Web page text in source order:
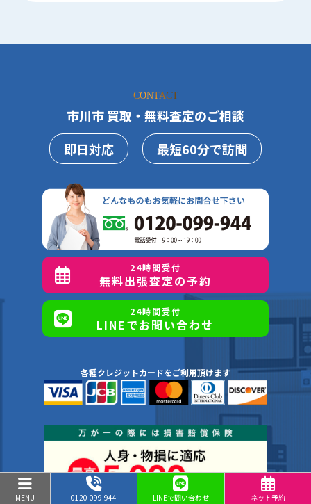
CONTACT
市川市 買取・無料査定のご相談
即日対応
最短60分で訪問
24時間受付
無料出張査定の予約
24時間受付
LINEでお問い合わせ
各種クレジットカードをご利用頂けます
MENU 0120-099-944 LINEで問い合わせ ネット予約